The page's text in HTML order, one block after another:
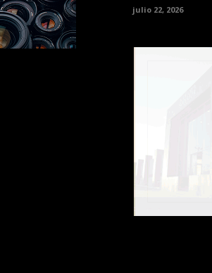
julio 22, 2026